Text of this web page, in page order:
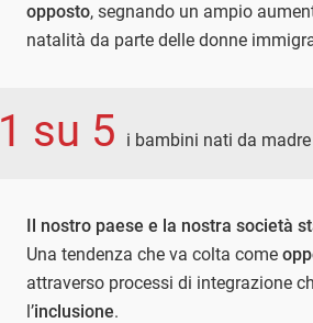
opposto, segnando un ampio
natalità da parte delle donne
1 su 5 i bambini nati da
Il nostro paese e la nostra società
Una tendenza che va colta come
attraverso processi di integrazione
l’inclusione.